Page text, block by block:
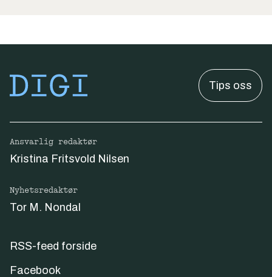
Tips oss
Ansvarlig redaktør
Kristina Fritsvold Nilsen
Nyhetsredaktør
Tor M. Nondal
RSS-feed forside
Facebook